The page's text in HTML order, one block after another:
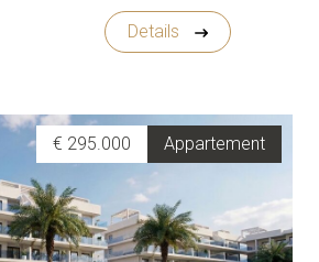
Details
Appartement
€ 295.000